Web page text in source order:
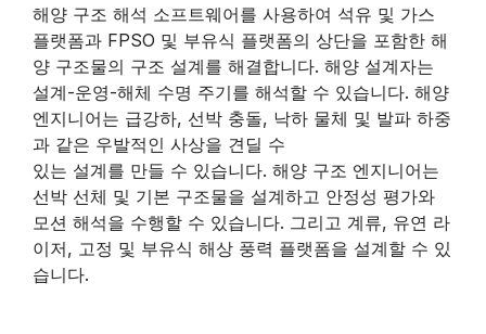
해양 구조 해석 소프트웨어를 사용하여 석유 및 가스
플랫폼과 FPSO 및 부유식 플랫폼의 상단을 포함한 해
양 구조물의 구조 설계를 해결합니다. 해양 설계자는
설계-운영-해체 수명 주기를 해석할 수 있습니다. 해양
엔지니어는 급강하, 선박 충돌, 낙하 물체 및 발파 하중
과 같은 우발적인 사상을 견딜 수
있는 설계를 만들 수 있습니다. 해양 구조 엔지니어는
선박 선체 및 기본 구조물을 설계하고 안정성 평가와
모션 해석을 수행할 수 있습니다. 그리고 계류, 유연 라
이저, 고정 및 부유식 해상 풍력 플랫폼을 설계할 수 있
습니다.